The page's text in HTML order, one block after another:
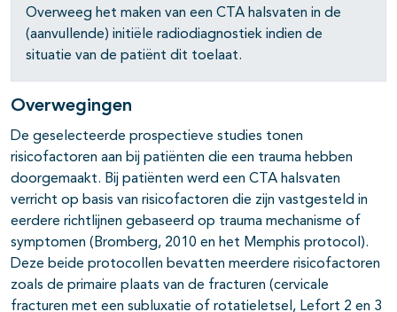
Overweeg het maken van een CTA halsvaten in de
(aanvullende) initiële radiodiagnostiek indien de
situatie van de patiënt dit toelaat.
Overwegingen
De geselecteerde prospectieve studies tonen
risicofactoren aan bij patiënten die een trauma hebben
doorgemaakt. Bij patiënten werd een CTA halsvaten
verricht op basis van risicofactoren die zijn vastgesteld in
eerdere richtlijnen gebaseerd op trauma mechanisme of
symptomen (Bromberg, 2010 en het Memphis protocol).
Deze beide protocollen bevatten meerdere risicofactoren
zoals de primaire plaats van de fracturen (cervicale
fracturen met een subluxatie of rotatieletsel, Lefort 2 en 3